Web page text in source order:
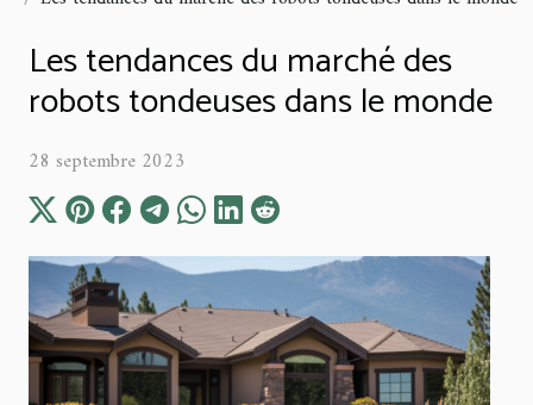
Les tendances du marché des
robots tondeuses dans le monde
28 septembre 2023